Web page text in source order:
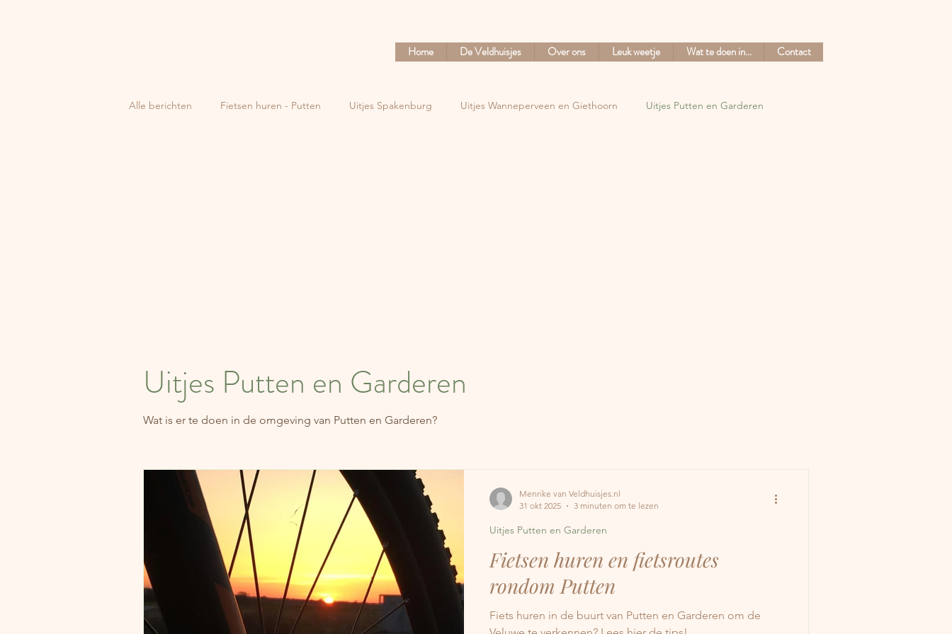
Home De Veldhuisjes Over ons Leuk weetje Wat te doen in... Contact
Alle berichten Fietsen huren - Putten Uitjes Spakenburg Uitjes Wanneperveen en Giethoorn Uitjes Putten en Garderen
Uitjes Putten en Garderen
Wat is er te doen in de omgeving van Putten en Garderen?
Fietsen huren en fietsroutes
rondom Putten
Fiets huren in de buurt van Putten en Garderen om de
Uitjes Putten en Garderen
Menrike van Veldhuisjes.nl
31 okt 2025
3 minuten om te lezen